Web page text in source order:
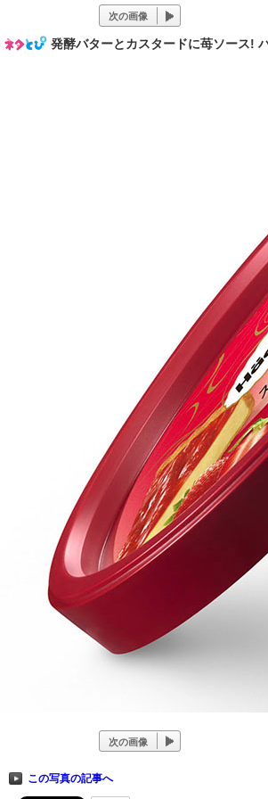
次の画像
発酵バターとカスタードに苺ソース!
次の画像
この写真の記事へ